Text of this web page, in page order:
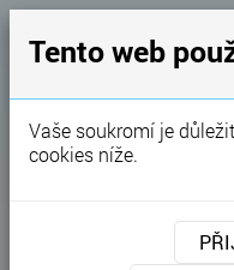
Karel
Garážová
Tento web
Vaše soukromí je
cookies níže.